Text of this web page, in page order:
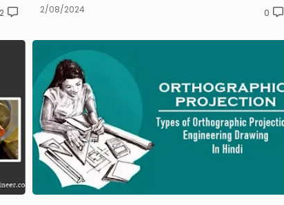
2 2/08/2024 0